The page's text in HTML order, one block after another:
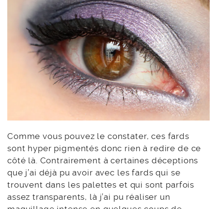
Comme vous pouvez le constater, ces fards
sont hyper pigmentés donc rien à redire de ce
côté là. Contrairement à certaines déceptions
que j’ai déjà pu avoir avec les fards qui se
trouvent dans les palettes et qui sont parfois
assez transparents, là j’ai pu réaliser un